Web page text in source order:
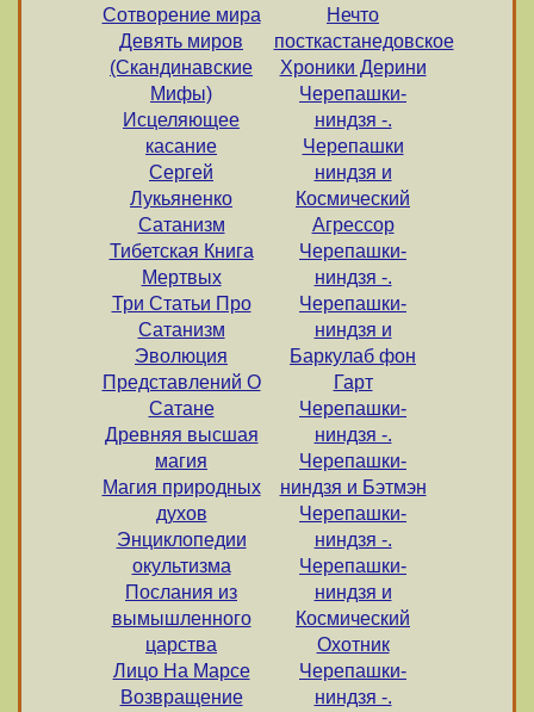
Сотворение мира
Девять миров
(Скандинавские
Мифы)
Исцеляющее
касание
Сергей
Лукьяненко
Сатанизм
Тибетская Книга
Мертвых
Три Статьи Про
Сатанизм
Эволюция
Представлений О
Сатане
Древняя высшая
магия
Магия природных
духов
Энциклопедии
окультизма
Послания из
вымышленного
царства
Лицо На Марсе
Возвращение
Нечто
посткастанедовское
Хроники Дерини
Черепашки-
ниндзя -.
Черепашки
ниндзя и
Космический
Агрессор
Черепашки-
ниндзя -.
Черепашки-
ниндзя и
Баркулаб фон
Гарт
Черепашки-
ниндзя -.
Черепашки-
ниндзя и Бэтмэн
Черепашки-
ниндзя -.
Черепашки-
ниндзя и
Космический
Охотник
Черепашки-
ниндзя -.